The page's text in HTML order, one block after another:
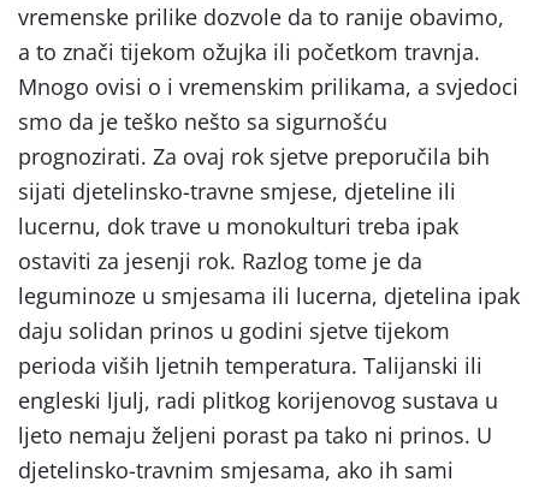
vremenske prilike dozvole da to ranije obavimo,
a to znači tijekom ožujka ili početkom travnja.
Mnogo ovisi o i vremenskim prilikama, a svjedoci
smo da je teško nešto sa sigurnošću
prognozirati. Za ovaj rok sjetve preporučila bih
sijati djetelinsko-travne smjese, djeteline ili
lucernu, dok trave u monokulturi treba ipak
ostaviti za jesenji rok. Razlog tome je da
leguminoze u smjesama ili lucerna, djetelina ipak
daju solidan prinos u godini sjetve tijekom
perioda viših ljetnih temperatura. Talijanski ili
engleski ljulj, radi plitkog korijenovog sustava u
ljeto nemaju željeni porast pa tako ni prinos. U
djetelinsko-travnim smjesama, ako ih sami